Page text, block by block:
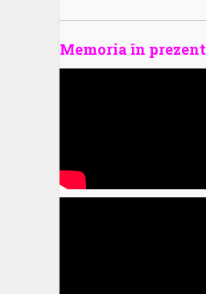
Memoria în prezent